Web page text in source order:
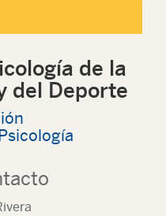
de la
del Deporte